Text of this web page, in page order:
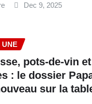
Dec 9, 2025
UNE
pots-de-vin et
: le dossier
sur la